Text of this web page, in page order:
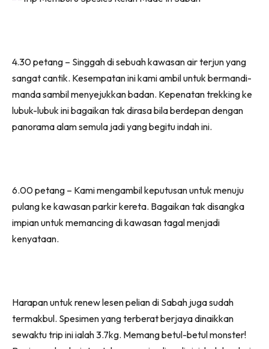
4.30 petang – Singgah di sebuah kawasan air terjun yang
sangat cantik. Kesempatan ini kami ambil untuk bermandi-
manda sambil menyejukkan badan. Kepenatan trekking ke
lubuk-lubuk ini bagaikan tak dirasa bila berdepan dengan
panorama alam semula jadi yang begitu indah ini.
6.00 petang – Kami mengambil keputusan untuk menuju
pulang ke kawasan parkir kereta. Bagaikan tak disangka
impian untuk memancing di kawasan tagal menjadi
kenyataan.
Harapan untuk renew lesen pelian di Sabah juga sudah
termakbul. Spesimen yang terberat berjaya dinaikkan
sewaktu trip ini ialah 3.7kg. Memang betul-betul monster!